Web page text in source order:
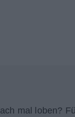
mal loben?